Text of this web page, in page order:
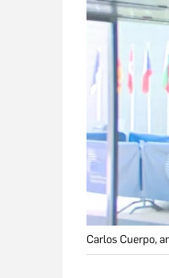
Carlos Cuerpo,